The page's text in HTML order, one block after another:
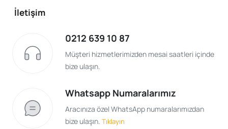
İletişim
0212 639 10 87
Müşteri hizmetlerimizden mesai saatleri içinde
bize ulaşın.
Whatsapp Numaralarımız
Aracınıza özel WhatsApp numaralarımızdan
bize ulaşın. Tıklayın